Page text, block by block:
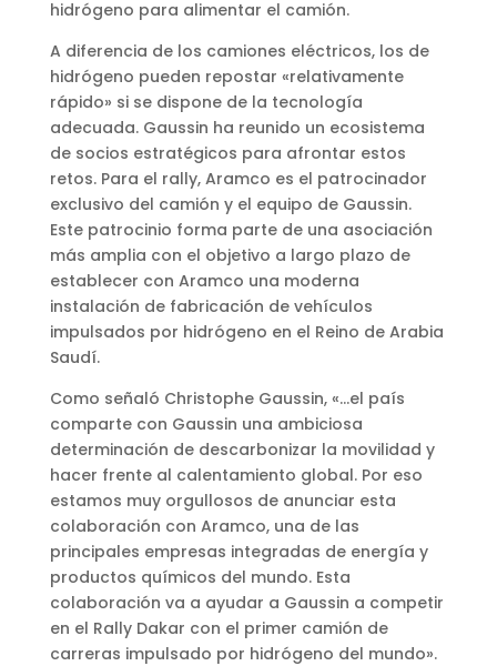
hidrógeno para alimentar el camión.
A diferencia de los camiones eléctricos, los de
hidrógeno pueden repostar «relativamente
rápido» si se dispone de la tecnología
adecuada. Gaussin ha reunido un ecosistema
de socios estratégicos para afrontar estos
retos. Para el rally, Aramco es el patrocinador
exclusivo del camión y el equipo de Gaussin.
Este patrocinio forma parte de una asociación
más amplia con el objetivo a largo plazo de
establecer con Aramco una moderna
instalación de fabricación de vehículos
impulsados por hidrógeno en el Reino de Arabia
Saudí.
Como señaló Christophe Gaussin, «…el país
comparte con Gaussin una ambiciosa
determinación de descarbonizar la movilidad y
hacer frente al calentamiento global. Por eso
estamos muy orgullosos de anunciar esta
colaboración con Aramco, una de las
principales empresas integradas de energía y
productos químicos del mundo. Esta
colaboración va a ayudar a Gaussin a competir
en el Rally Dakar con el primer camión de
carreras impulsado por hidrógeno del mundo».